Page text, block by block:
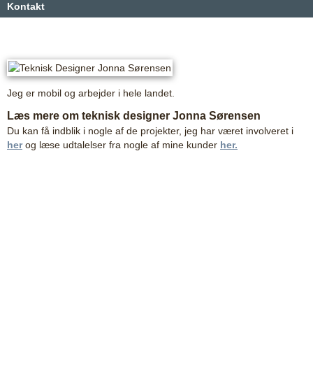
Kontakt
Jeg er mobil og arbejder i hele landet.
Læs mere om teknisk designer Jonna Sørensen
Du kan få indblik i nogle af de projekter, jeg har været involveret i
herog læse udtalelser fra nogle af mine kunder her.